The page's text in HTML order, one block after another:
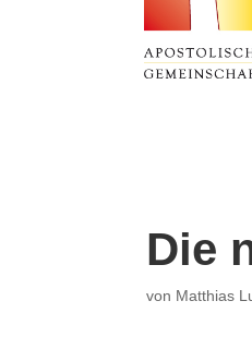
Die
von Matthias